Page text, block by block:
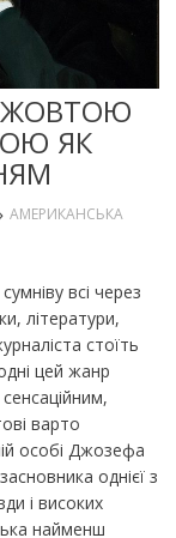
ЖОВТОЮ
ЯК
АМЕРИКАНСЬКА
всі через
літератури,
стоїть
цей жанр
варто
особі Джозефа
однієї з
і високих
найменш